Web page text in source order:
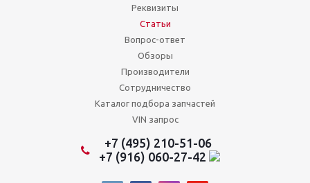
Реквизиты
Статьи
Вопрос-ответ
Обзоры
Производители
Сотрудничество
Каталог подбора запчастей
VIN запрос
+7 (495) 210-51-06
+7 (916) 060-27-42